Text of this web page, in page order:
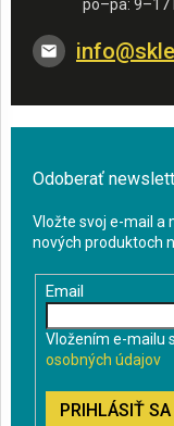
info@
Odoberať
Vložte svoj e-mail a
nových produktoch
Email
Vložením e-mailu
osobných údajov
PRIHLÁSIŤ SA